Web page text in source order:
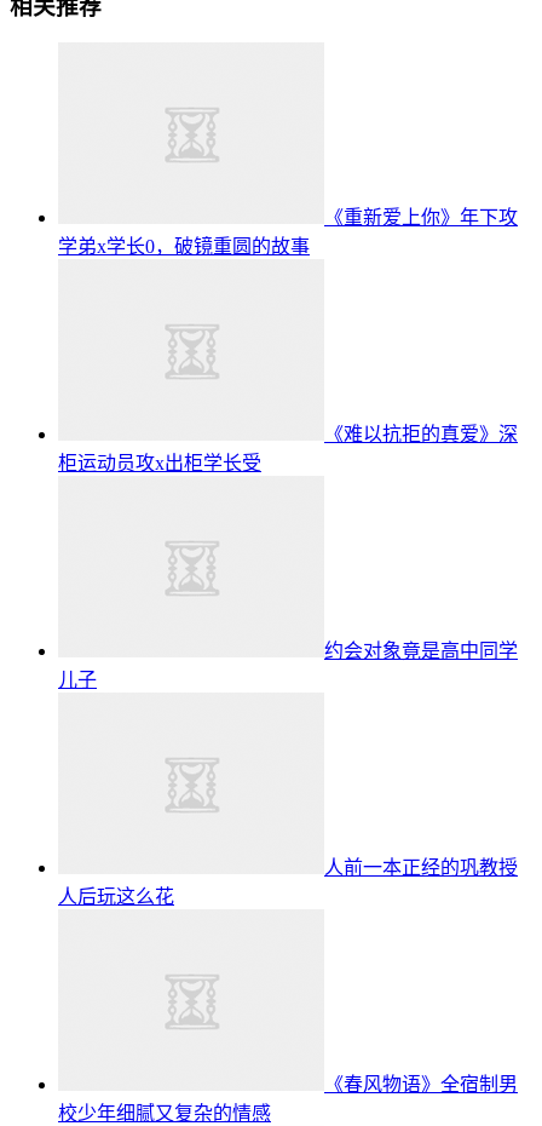
相关推荐
《重新爱上你》年下攻
学弟x学长0，破镜重圆的故事
《难以抗拒的真爱》深
柜运动员攻x出柜学长受
约会对象竟是高中同学
儿子
人前一本正经的巩教授
人后玩这么花
《春风物语》全宿制男
校少年细腻又复杂的情感